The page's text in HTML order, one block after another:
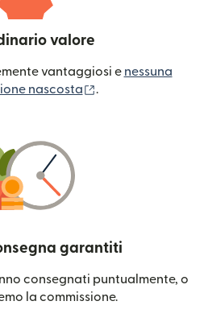
valore
vantaggiosi e nessuna
nascosta
.
garantiti
consegnati puntualmente, o
la commissione.